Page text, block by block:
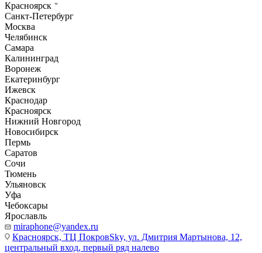
Красноярск
Санкт-Петербург
Москва
Челябинск
Самара
Калининград
Воронеж
Екатеринбург
Ижевск
Краснодар
Красноярск
Нижний Новгород
Новосибирск
Пермь
Саратов
Сочи
Тюмень
Ульяновск
Уфа
Чебоксары
Ярославль
miraphone@yandex.ru
Красноярск, ТЦ ПокровSky, ул. Дмитрия Мартынова, 12,
центральный вход, первый ряд налево